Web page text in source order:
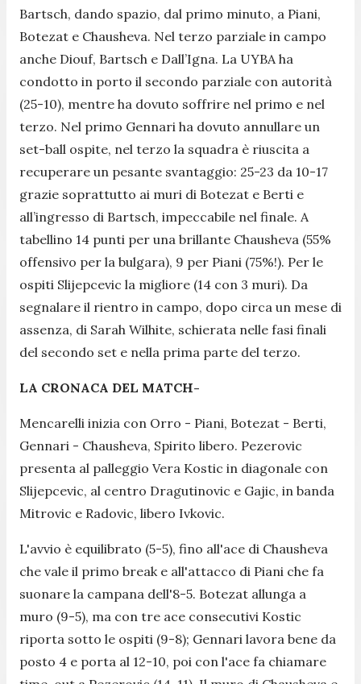
Bartsch, dando spazio, dal primo minuto, a Piani,
Botezat e Chausheva. Nel terzo parziale in campo
anche Diouf, Bartsch e Dall’Igna. La UYBA ha
condotto in porto il secondo parziale con autorità
(25-10), mentre ha dovuto soffrire nel primo e nel
terzo. Nel primo Gennari ha dovuto annullare un
set-ball ospite, nel terzo la squadra è riuscita a
recuperare un pesante svantaggio: 25-23 da 10-17
grazie soprattutto ai muri di Botezat e Berti e
all’ingresso di Bartsch, impeccabile nel finale. A
tabellino 14 punti per una brillante Chausheva (55%
offensivo per la bulgara), 9 per Piani (75%!). Per le
ospiti Slijepcevic la migliore (14 con 3 muri). Da
segnalare il rientro in campo, dopo circa un mese di
assenza, di Sarah Wilhite, schierata nelle fasi finali
del secondo set e nella prima parte del terzo.
LA CRONACA DEL MATCH-
Mencarelli inizia con Orro - Piani, Botezat - Berti,
Gennari - Chausheva, Spirito libero. Pezerovic
presenta al palleggio Vera Kostic in diagonale con
Slijepcevic, al centro Dragutinovic e Gajic, in banda
Mitrovic e Radovic, libero Ivkovic.
L'avvio è equilibrato (5-5), fino all'ace di Chausheva
che vale il primo break e all'attacco di Piani che fa
suonare la campana dell'8-5. Botezat allunga a
muro (9-5), ma con tre ace consecutivi Kostic
riporta sotto le ospiti (9-8); Gennari lavora bene da
posto 4 e porta al 12-10, poi con l'ace fa chiamare